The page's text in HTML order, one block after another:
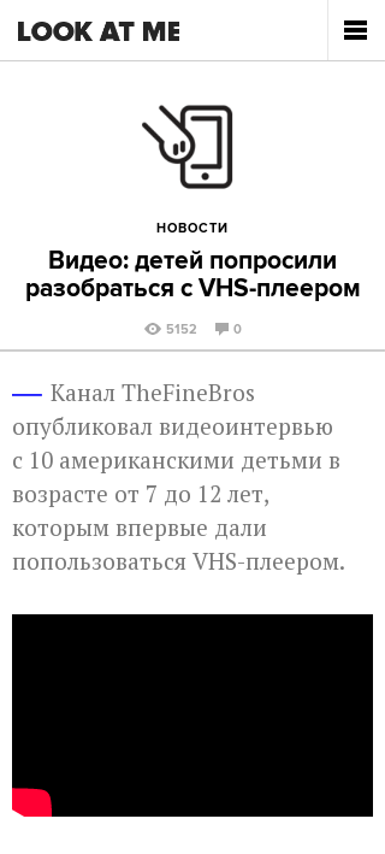
НОВОСТИ
Видео: детей попросили
разобраться с VHS-плеером
5152 0
Канал TheFineBros
опубликовал видеоинтервью
с 10 американскими детьми в
возрасте от 7 до 12 лет,
которым впервые дали
попользоваться VHS-плеером.